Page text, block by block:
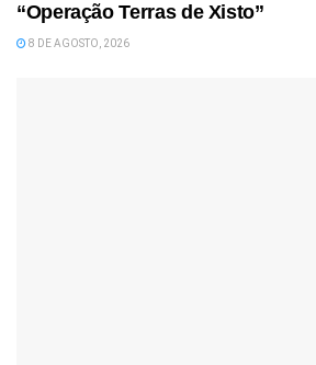
“Operação Terras de Xisto”
8 DE AGOSTO, 2026